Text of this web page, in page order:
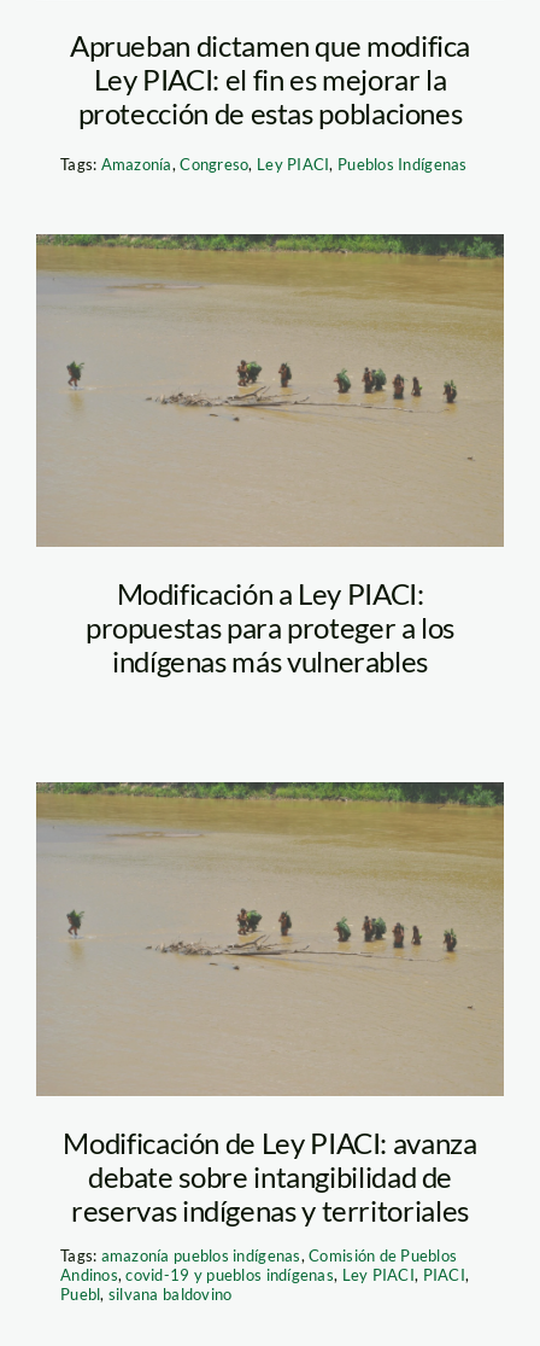
Aprueban dictamen que modifica
Ley PIACI: el fin es mejorar la
protección de estas poblaciones
Tags: Amazonía,Congreso, Ley PIACI, Pueblos Indígenas
PIACI-SPDA-LEY (1)
Modificación a Ley PIACI:
propuestas para proteger a los
indígenas más vulnerables
PIACI-SPDA-LEY
Modificación de Ley PIACI: avanza
debate sobre intangibilidad de
reservas indígenas y territoriales
Tags: amazonía pueblos indígenas,Comisión de Pueblos
Andinos,covid-19 y pueblos indígenas, Ley PIACI, PIACI,
Puebl, silvana baldovino